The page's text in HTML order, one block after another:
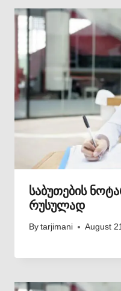
საბუთების
რუსულად
By tarjimani August